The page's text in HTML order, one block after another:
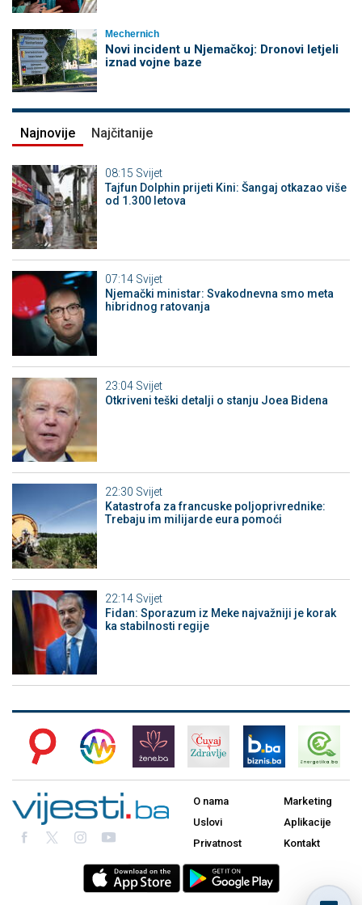
Mechernich
Novi incident u Njemačkoj: Dronovi letjeli
iznad vojne baze
Najnovije Najčitanije
08:15 Svijet
Tajfun Dolphin prijeti Kini: Šangaj otkazao više
od 1.300 letova
07:14 Svijet
Njemački ministar: Svakodnevna smo meta
hibridnog ratovanja
23:04 Svijet
Otkriveni teški detalji o stanju Joea Bidena
22:30 Svijet
Katastrofa za francuske poljoprivrednike:
Trebaju im milijarde eura pomoći
22:14 Svijet
Fidan: Sporazum iz Meke najvažniji je korak
ka stabilnosti regije
O nama
Uslovi
Privatnost
Marketing
Aplikacije
Kontakt